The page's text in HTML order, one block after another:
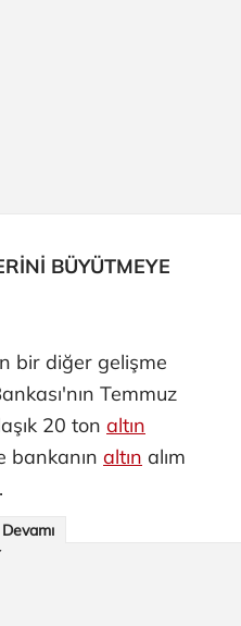
BÜYÜTMEYE
bir diğer gelişme
Temmuz
20 ton altın
bankanın altın alım